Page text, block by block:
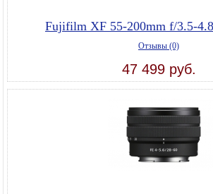
Fujifilm XF 55-200mm f/3.5-
Отзывы (0)
47 499 руб.